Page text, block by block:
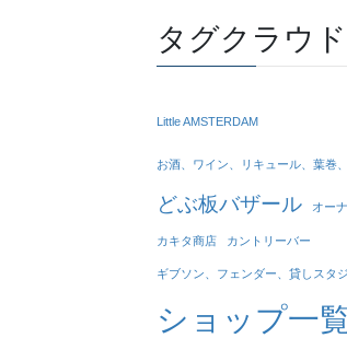
タグクラウド
Little AMSTERDAM
お酒、ワイン、リキュール、葉巻
どぶ板バザール オー
カキタ商店 カントリーバー
ギブソン、フェンダー、貸しスタ
ショップ一